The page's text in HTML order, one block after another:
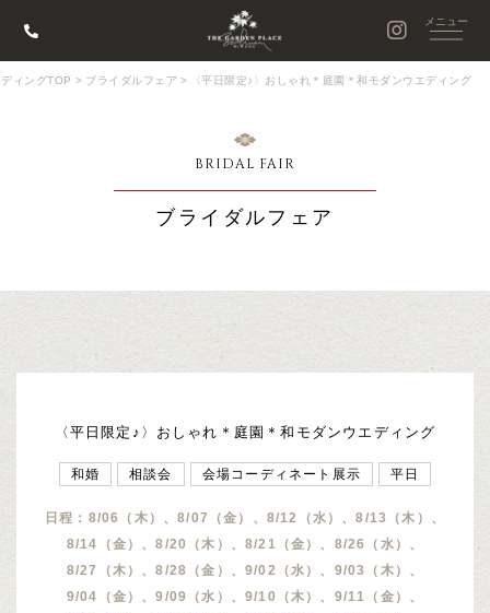
ィングTOP > ブライダルフェア > 〈平日限定♪〉おしゃれ＊庭園＊和モダンウエディング
BRIDAL FAIR
ブライダルフェア
〈平日限定♪〉おしゃれ＊庭園＊和モダンウエディング
和婚 相談会 会場コーディネート展示 平日
日程：8/06（木）、8/07（金）、8/12（水）、8/13（木）、
8/14（金）、8/20（木）、8/21（金）、8/26（水）、
8/27（木）、8/28（金）、9/02（水）、9/03（木）、
9/04（金）、9/09（水）、9/10（木）、9/11（金）、